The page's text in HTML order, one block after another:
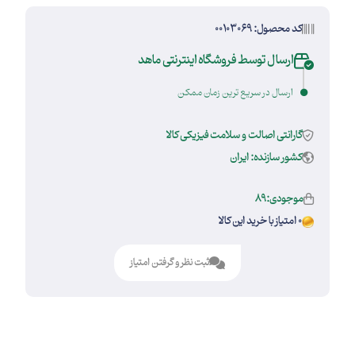
کد محصول: 00103069
ارسال توسط فروشگاه اینترنتی ماهد
ارسال در سریع ترین زمان ممکن
گارانتی اصالت و سلامت فیزیکی کالا
کشور سازنده: ایران
موجودی:89
0 امتیاز با خرید این کالا
ثبت نظر و گرفتن امتیاز